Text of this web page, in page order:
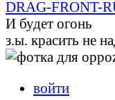
DRAG-FRONT-
И будет огонь
з.ы. красить не
войти